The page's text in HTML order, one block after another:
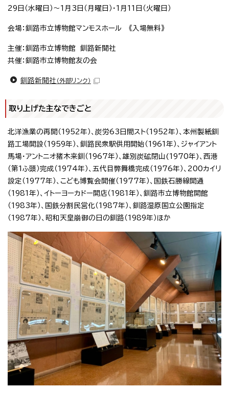
29日（水曜日）～1月3日（月曜日）・1月11日（火曜日）
会場：釧路市立博物館マンモスホール 《入場無料》
主催：釧路市立博物館 釧路新聞社
共催：釧路市立博物館友の会
釧路新聞社 （外部リンク）
取り上げた主なできごと
北洋漁業の再開（1952年）、炭労63日間スト（1952年）、本州製紙釧
路工場開設（1959年）、釧路民衆駅供用開始（1961年）、ジャイアント
馬場・アントニオ猪木来釧（1967年）、雄別炭砿閉山(1970年)、西港
（第1ふ頭）完成（1974年）、五代目弊舞橋完成（1976年）、200カイリ
設定（1977年）、こども博覧会開催（1977年）、国鉄石勝線開通
（1981年）、イトーヨーカドー開店（1981年）、釧路市立博物館開館
（1983年）、国鉄分割民営化（1987年）、釧路湿原国立公園指定
（1987年）、昭和天皇崩御の日の釧路（1989年）ほか